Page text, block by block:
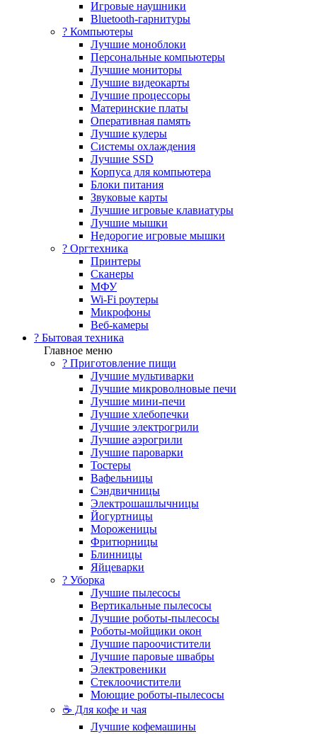
Игровые наушники
Bluetooth-гарнитуры
?️ Компьютеры
Лучшие моноблоки
Персональные компьютеры
Лучшие мониторы
Лучшие видеокарты
Лучшие процессоры
Материнские платы
Оперативная память
Лучшие кулеры
Системы охлаждения
Лучшие SSD
Корпуса для компьютера
Блоки питания
Звуковые карты
Лучшие игровые клавиатуры
Лучшие мышки
Недорогие игровые мышки
?️ Оргтехника
Принтеры
Сканеры
МФУ
Wi-Fi роутеры
Микрофоны
Веб-камеры
? Бытовая техника
Главное меню
? Приготовление пищи
Лучшие мультиварки
Лучшие микроволновые печи
Лучшие мини-печи
Лучшие хлебопечки
Лучшие электрогрили
Лучшие аэрогрили
Лучшие пароварки
Тостеры
Вафельницы
Сэндвичницы
Электрошашлычницы
Йогуртницы
Мороженицы
Фритюрницы
Блинницы
Яйцеварки
? Уборка
Лучшие пылесосы
Вертикальные пылесосы
Лучшие роботы-пылесосы
Роботы-мойщики окон
Лучшие пароочистители
Лучшие паровые швабры
Электровеники
Стеклоочистители
Моющие роботы-пылесосы
☕ Для кофе и чая
Лучшие кофемашины